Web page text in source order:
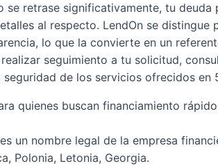
se retrase significativamente, tu
al respecto. LendOn se
lo que la convierte en un
seguimiento a tu solicitud,
de los servicios ofrecidos en
quienes buscan financiamiento
es un nombre legal de la empresa
Polonia, Letonia, Georgia.